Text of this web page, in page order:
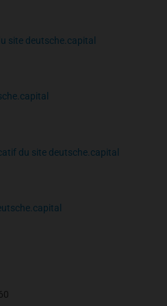
site deutsche.capital
du site deutsche.capital